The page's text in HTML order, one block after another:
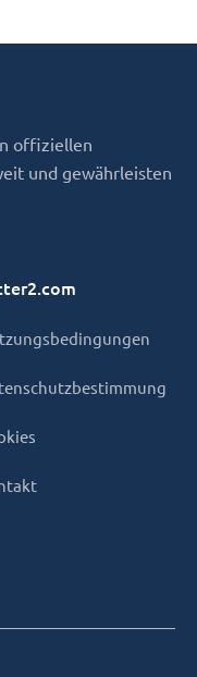
offiziellen
und gewährleisten